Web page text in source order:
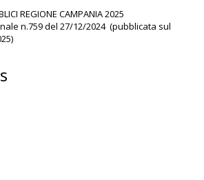
REGIONE CAMPANIA 2025
n.759 del 27/12/2024 (pubblicata sul